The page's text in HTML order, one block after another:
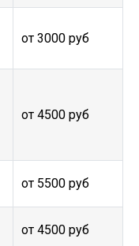
от 3000 руб
от 4500 руб
от 5500 руб
от 4500 руб